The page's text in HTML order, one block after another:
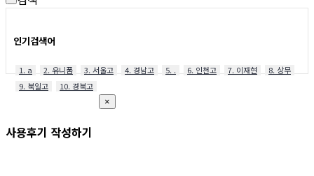
인기검색어
1. a 2. 유니폼 3. 서울고 4. 경남고 5. . 6. 인천고 7. 이재현
8. 상무
9. 북일고
10. 경북고
×
사용후기 작성하기